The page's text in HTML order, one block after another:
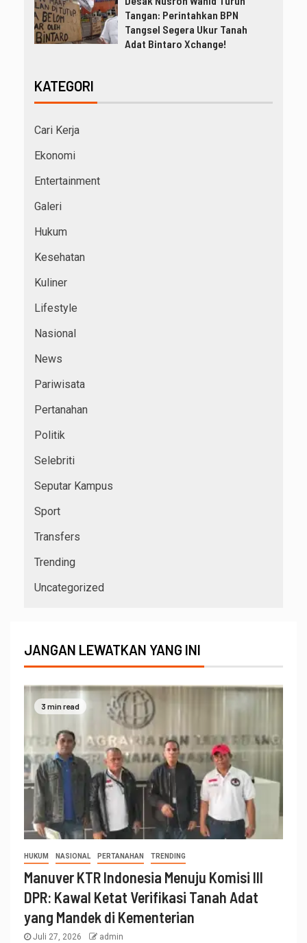
Tangan: Perintahkan BPN
Tangsel Segera Ukur Tanah
Adat Bintaro Xchange!
KATEGORI
Cari Kerja
Ekonomi
Entertainment
Galeri
Hukum
Kesehatan
Kuliner
Lifestyle
Nasional
News
Pariwisata
Pertanahan
Politik
Selebriti
Seputar Kampus
Sport
Transfers
Trending
Uncategorized
JANGAN LEWATKAN YANG INI
3 min read
HUKUM NASIONAL PERTANAHAN TRENDING
Manuver KTR Indonesia Menuju Komisi III
DPR: Kawal Ketat Verifikasi Tanah Adat
yang Mandek di Kementerian
Juli 27, 2026 admin